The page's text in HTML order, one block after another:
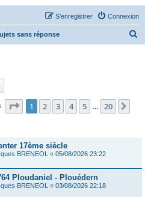
Connexion
S’enregistrer
sans réponse
Page 1sur20
1 2 3 4 5 20
17ème siècle
BRENEOL « 05/08/2026 23:22
Ploudaniel - Plouédern
BRENEOL « 03/08/2026 22:18